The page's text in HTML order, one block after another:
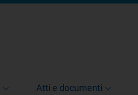
Atti e documenti